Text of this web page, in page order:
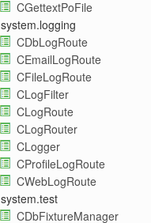
CGettextPoFile
system.logging
CDbLogRoute
CEmailLogRoute
CFileLogRoute
CLogFilter
CLogRoute
CLogRouter
CLogger
CProfileLogRoute
CWebLogRoute
system.test
CDbFixtureManager